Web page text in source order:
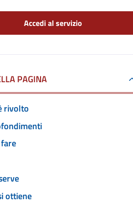
Accedi al servizio
PAGINA
rivolto
ottiene